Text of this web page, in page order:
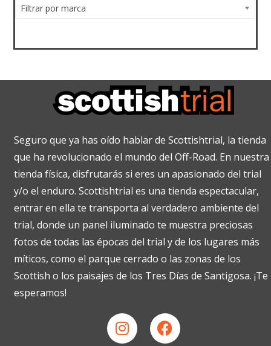
Filtrar por marca
Seguro que ya has oído hablar de Scottishtrial, la tienda
que ha revolucionado el mundo del Off-Road. En nuestra
tienda física, disfrutarás si eres un apasionado del trial
y/o el enduro. Scottishtrial es una tienda espectacular,
entrar en ella te transporta al verdadero ambiente del
trial, donde un panel iluminado te muestra preciosas
fotos de todas las épocas del trial y de los lugares más
míticos, como el parque cerrado o las zonas de los
Scottish o los paisajes de los Tres Días de Santigosa. ¡Te
esperamos!